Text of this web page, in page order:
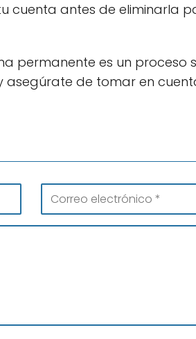
cuenta antes de eliminarla
permanente es un proceso
de tomar en